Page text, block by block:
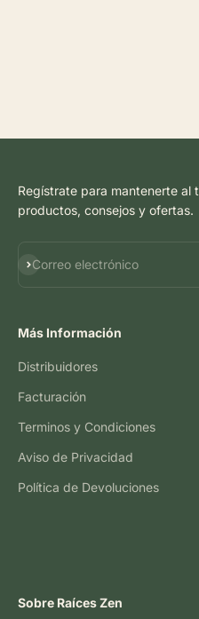
Regístrate para mantenerte al
productos, consejos y ofertas.
Correo electrónico
Suscribirse
Más Información
Distribuidores
Facturación
Terminos y Condiciones
Aviso de Privacidad
Política de Devoluciones
Sobre Raíces Zen